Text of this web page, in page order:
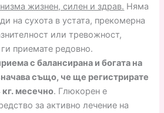
жизнен, силен и здрав. Няма
на сухота в устата, прекомерна
или тревожност,
приемате редовно.
с балансирана и богата на
също, че ще регистрирате
кг. месечно. Глюкорен е
за активно лечение на